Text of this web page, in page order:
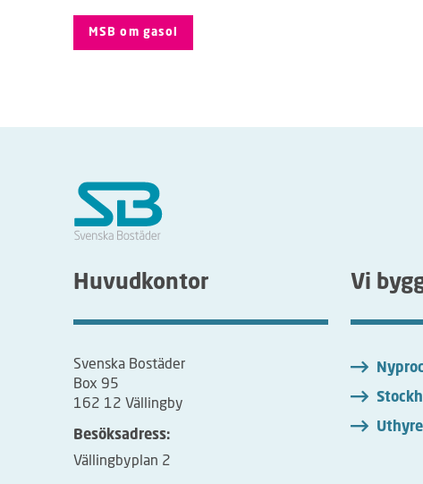
MSB om gasol
Huvudkontor
Svenska Bostäder
Box 95
162 12 Vällingby
Besöksadress:
Vällingbyplan 2
Vi